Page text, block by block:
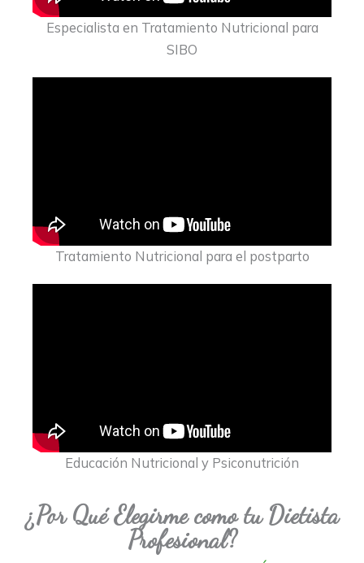
Especialista en Tratamiento Nutricional para
SIBO
Tratamiento Nutricional para el postparto
Educación Nutricional y Psiconutrición
¿Por Qué Elegirme como tu Dietista
Profesional?